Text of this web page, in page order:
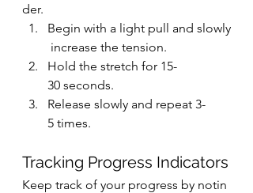
der.
Begin with a light pull and slowly
increase the tension.
Hold the stretch for 15-
30 seconds.
Release slowly and repeat 3-
5 times.
Tracking Progress Indicators
Keep track of your progress by notin